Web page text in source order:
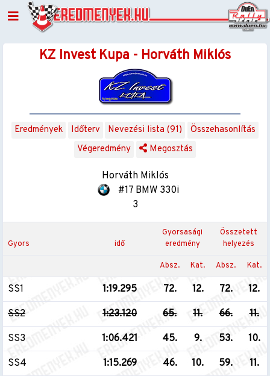
KZ Invest Kupa - Horváth Miklós
Eredmények Időterv Nevezési lista (91)
Összehasonlítás
Végeredmény
Megosztás
Horváth Miklós
#17 BMW 330i
3
Gyors idő
Gyorsasági
eredmény
Összetett
helyezés
Absz. Kat. Absz. Kat.
SS1 1:19.295 72. 12. 72. 12.
SS2 1:23.120 65. 11. 66. 11.
SS3 1:06.421 45. 9. 53. 10.
SS4 1:15.269 46. 10. 59. 11.